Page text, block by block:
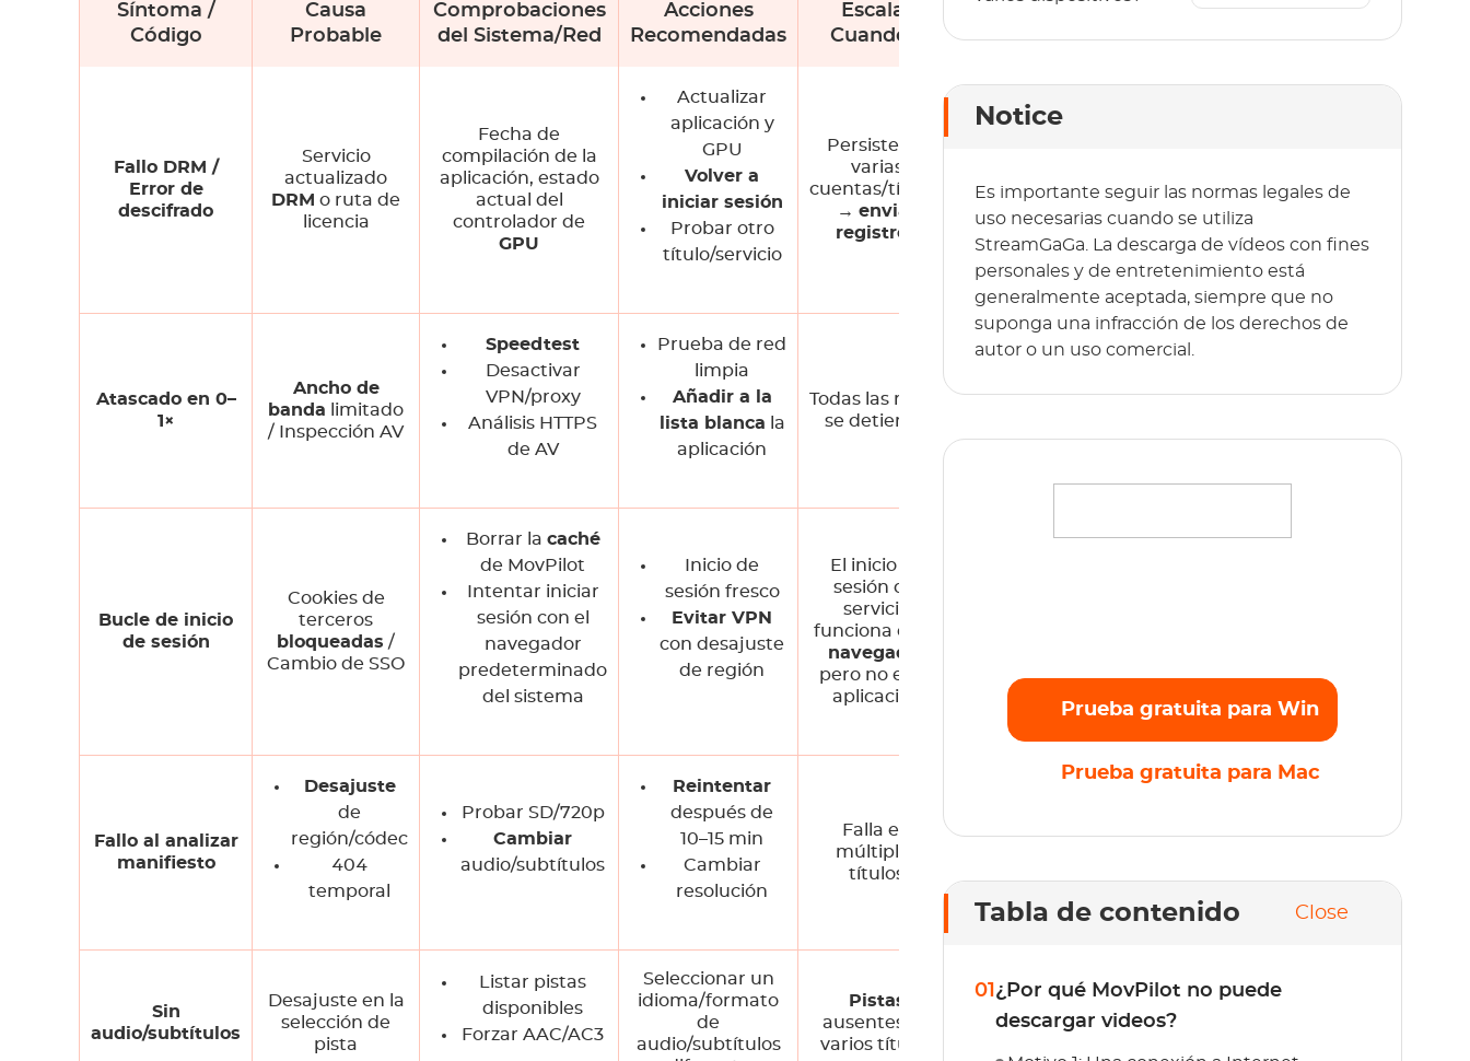
Síntoma /
Código
Causa
Probable
Comprobaciones
del Sistema/Red
Acciones
Recomendadas
Escalar
Cuando…
Fallo DRM /
Error de
descifrado
Servicio
actualizado
DRM o ruta de
licencia
Fecha de
compilación de la
aplicación, estado
actual del
controlador de
GPU
Actualizar
aplicación y
GPU
Volver a
iniciar sesión
Probar otro
título/servicio
Persiste en
varias
cuentas/títulos
→ enviar
registros
Atascado en 0–
1×
Ancho de
banda limitado
/ Inspección AV
Speedtest
Desactivar
VPN/proxy
Análisis HTTPS
de AV
Prueba de red
limpia
Añadir a la
lista blanca la
aplicación
Todas las redes
se detienen
Bucle de inicio
de sesión
Cookies de
terceros
bloqueadas /
Cambio de SSO
Borrar la caché
de MovPilot
Intentar iniciar
sesión con el
navegador
predeterminado
del sistema
Inicio de
sesión fresco
Evitar VPN
con desajuste
de región
El inicio de
sesión del
servicio
funciona en el
navegador
pero no en la
aplicación
Fallo al analizar
manifiesto
Desajuste
de
región/códec
404
temporal
Probar SD/720p
Cambiar
audio/subtítulos
Reintentar
después de
10–15 min
Cambiar
resolución
Falla en
múltiples
títulos
Sin
audio/subtítulos
Desajuste en la
selección de
pista
Listar pistas
disponibles
Forzar AAC/AC3
Seleccionar un
idioma/formato
de
audio/subtítulos
Pistas
ausentes en
varios títulos
Notice
Es importante seguir las normas legales de
uso necesarias cuando se utiliza
StreamGaGa. La descarga de vídeos con fines
personales y de entretenimiento está
generalmente aceptada, siempre que no
suponga una infracción de los derechos de
autor o un uso comercial.
Prueba gratuita para Win
Prueba gratuita para Mac
Tabla de contenido Close
01 ¿Por qué MovPilot no puede
descargar videos?